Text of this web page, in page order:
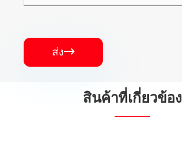
ส่ง
สินค้าที่เกี่ยวข้อง